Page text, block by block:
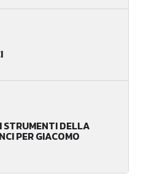
DELLA
PER GIACOMO